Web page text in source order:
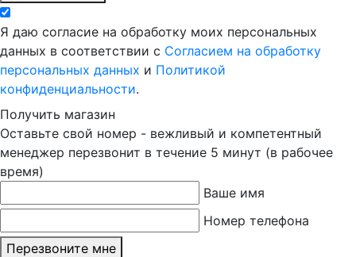
Я даю согласие на обработку моих персональных
данных в соответствии с Согласием на обработку
персональных данных и Политикой
конфиденциальности.
Получить магазин
Оставьте свой номер - вежливый и компетентный
менеджер перезвонит в течение 5 минут (в рабочее
время)
Ваше имя
Номер телефона
Перезвоните мне